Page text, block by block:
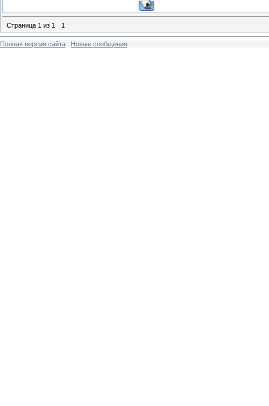
Страница 1 из 1 1
Полная версия сайта Новые сообщения